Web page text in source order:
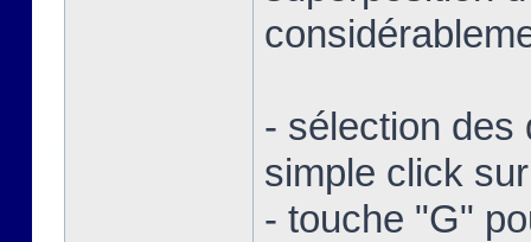
- sélection des
simple click
- touche "G"